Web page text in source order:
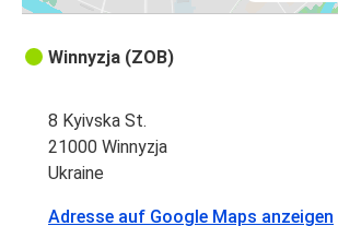
Hannover
Winnyzja
Leipzig
Winnyzja (ZOB)
8 Kyivska St.
21000 Winnyzja
Ukraine
Adresse auf Google Maps anzeigen